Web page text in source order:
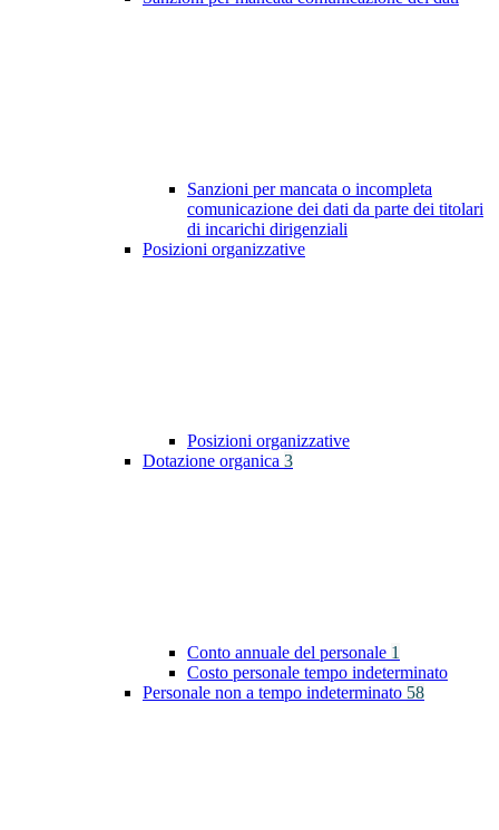
Sanzioni per mancata o incompleta
comunicazione dei dati da parte dei titolari
di incarichi dirigenziali
Posizioni organizzative
Posizioni organizzative
Dotazione organica 3
Conto annuale del personale 1
Costo personale tempo indeterminato
Personale non a tempo indeterminato 58